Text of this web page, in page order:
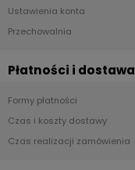
Ustawienia konta
Przechowalnia
Płatności i dostawa
Formy płatności
Czas i koszty dostawy
Czas realizacji zamówienia